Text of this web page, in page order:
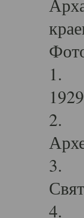
1.
2.
3.
4.